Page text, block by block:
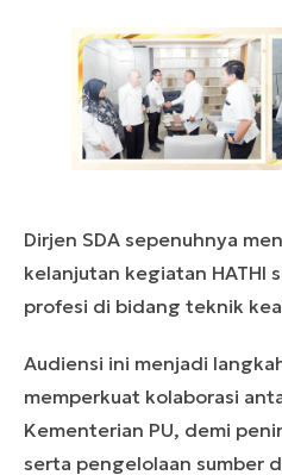
Dirjen SDA sepenuhnya
kelanjutan kegiatan HATHI
profesi di bidang teknik
Audiensi ini menjadi
memperkuat kolaborasi
Kementerian PU, demi
serta pengelolaan sumber